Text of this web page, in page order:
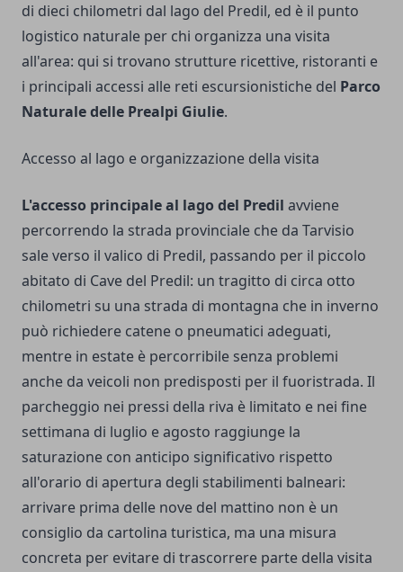
di dieci chilometri dal lago del Predil, ed è il punto
logistico naturale per chi organizza una visita
all'area: qui si trovano strutture ricettive, ristoranti e
i principali accessi alle reti escursionistiche del Parco
Naturale delle Prealpi Giulie.
Accesso al lago e organizzazione della visita
L'accesso principale al lago del Predil avviene
percorrendo la strada provinciale che da Tarvisio
sale verso il valico di Predil, passando per il piccolo
abitato di Cave del Predil: un tragitto di circa otto
chilometri su una strada di montagna che in inverno
può richiedere catene o pneumatici adeguati,
mentre in estate è percorribile senza problemi
anche da veicoli non predisposti per il fuoristrada. Il
parcheggio nei pressi della riva è limitato e nei fine
settimana di luglio e agosto raggiunge la
saturazione con anticipo significativo rispetto
all'orario di apertura degli stabilimenti balneari:
arrivare prima delle nove del mattino non è un
consiglio da cartolina turistica, ma una misura
concreta per evitare di trascorrere parte della visita